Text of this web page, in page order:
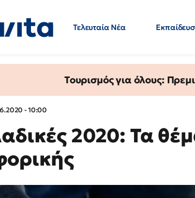
Τελευταία Νέα
Τουρισμός για όλους:
- 10:00
2020: Τα